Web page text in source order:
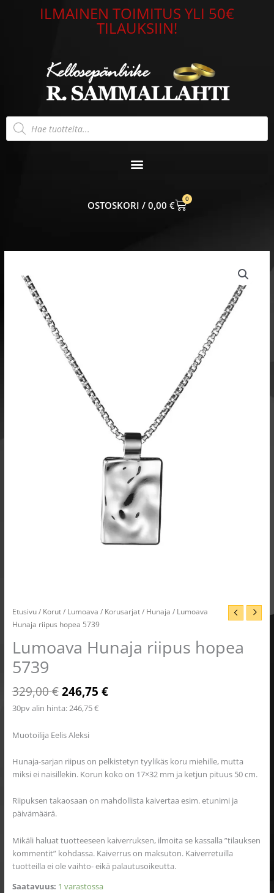
ILMAINEN TOIMITUS YLI 50€
TILAUKSIIN!
Products
search
0,00 €
0
CART
Etusivu/ Korut/ Lumoava / Korusarjat/ Hunaja / Lumoava
Hunaja riipus hopea 5739
Lumoava Hunaja riipus hopea
5739
329,00€ 246,75 €
30pv alin hinta:246,75€
Muotoilija Eelis Aleksi
Hunaja-sarjan riipus on pelkistetyn tyylikäs koru miehille, mutta
miksi ei naisillekin. Korun koko on 17×32 mm ja ketjun pituus 50 cm.
Riipuksen takaosaan on mahdollista kaivertaa esim. etunimi ja
päivämäärä.
Mikäli haluat tuotteeseen kaiverruksen, ilmoita se kassalla ”tilauksen
kommentit” kohdassa. Kaiverrus on maksuton. Kaiverretuilla
tuotteilla ei ole vaihto- eikä palautusoikeutta.
Saatavuus: 1 varastossa
Hunaja
riipus
hopea